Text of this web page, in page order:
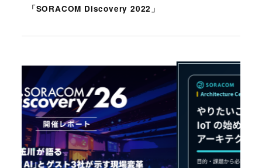
「SORACOM Discovery 2022」